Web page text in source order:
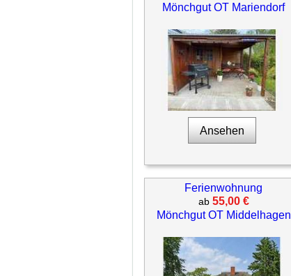
Mönchgut OT Mariendorf
Ansehen
Ferienwohnung
ab 55,00 €
Mönchgut OT Middelhagen